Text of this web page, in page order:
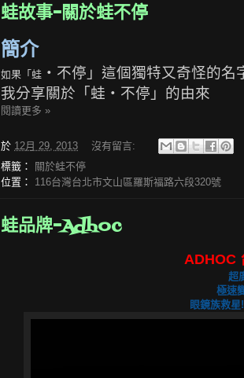
蛙故事-關於蛙不停
簡介
如果「蛙 ‧不停」這個獨特又奇怪的名
我分享關於「蛙‧不停」的由來
閱讀更多 »
於 12月 29, 2013
沒有留言:
標籤：
關於蛙不停
位置： 116台灣台北市文山區羅斯福路六段320號
蛙品牌-Adhoc
ADHOC
超
極速
眼鏡族救